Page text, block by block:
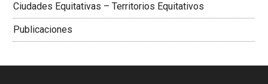
Ciudades Equitativas – Territorios Equitativos
Publicaciones